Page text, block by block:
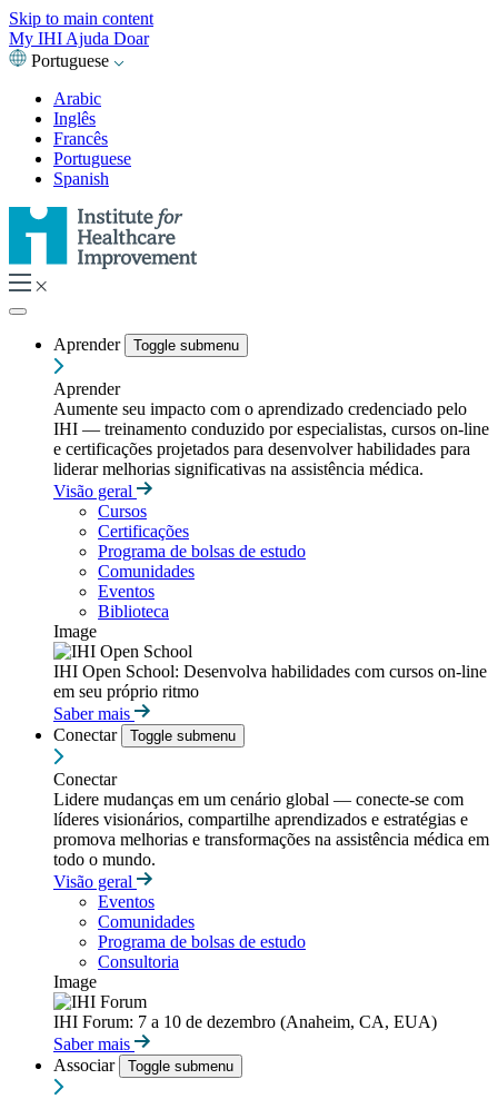
Skip to main content
My IHI Ajuda Doar
Portuguese
Arabic
Inglês
Francês
Portuguese
Spanish
Aprender Toggle submenu
Aprender
Aumente seu impacto com o aprendizado credenciado pelo
IHI — treinamento conduzido por especialistas, cursos on-line
e certificações projetados para desenvolver habilidades para
liderar melhorias significativas na assistência médica.
Visão geral
Cursos
Certificações
Programa de bolsas de estudo
Comunidades
Eventos
Biblioteca
Image
IHI Open School: Desenvolva habilidades com cursos on-line
em seu próprio ritmo
Saber mais
Conectar
Toggle submenu
Conectar
Lidere mudanças em um cenário global — conecte-se com
líderes visionários, compartilhe aprendizados e estratégias e
promova melhorias e transformações na assistência médica em
todo o mundo.
Visão geral
Eventos
Comunidades
Programa de bolsas de estudo
Consultoria
Image
IHI Forum: 7 a 10 de dezembro (Anaheim, CA, EUA)
Saber mais
Associar
Toggle submenu